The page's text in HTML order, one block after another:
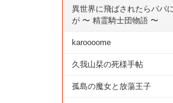
異世界に飛ばされたらパパ
が 〜 精霊騎士団物語 〜
karoooome
久我山栞の死様手帖
孤島の魔女と放蕩王子